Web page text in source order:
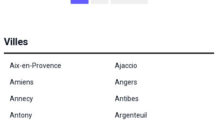
Villes
Aix-en-Provence Ajaccio
Amiens Angers
Annecy Antibes
Antony Argenteuil